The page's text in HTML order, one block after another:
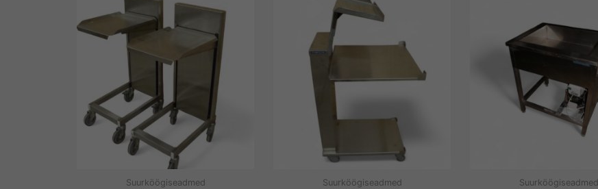
Suurköögiseadmed Suurköögiseadmed Suurköögiseadmed